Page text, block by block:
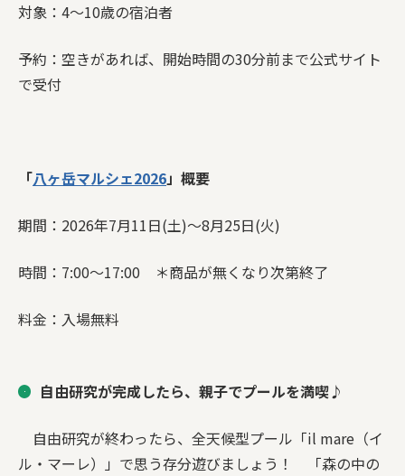
対象：4〜10歳の宿泊者
予約：空きがあれば、開始時間の30分前まで公式サイト
で受付
「八ヶ岳マルシェ2026」概要
期間：2026年7月11日(土)〜8月25日(火)
時間：7:00〜17:00 ＊商品が無くなり次第終了
料金：入場無料
自由研究が完成したら、親子でプールを満喫♪
自由研究が終わったら、全天候型プール「il mare（イ
ル・マーレ）」で思う存分遊びましょう！ 「森の中の